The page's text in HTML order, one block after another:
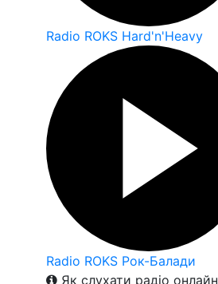
Radio ROKS Hard'n'Heavy
Radio ROKS Рок-Балади
Як слухати радіо онлайн